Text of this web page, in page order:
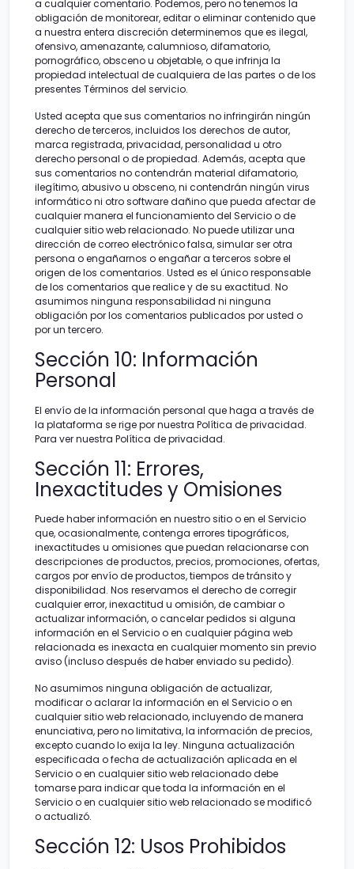
a cualquier comentario. Podemos, pero no tenemos la
obligación de monitorear, editar o eliminar contenido que
a nuestra entera discreción determinemos que es ilegal,
ofensivo, amenazante, calumnioso, difamatorio,
pornográfico, obsceno u objetable, o que infrinja la
propiedad intelectual de cualquiera de las partes o de los
presentes Términos del servicio.
Usted acepta que sus comentarios no infringirán ningún
derecho de terceros, incluidos los derechos de autor,
marca registrada, privacidad, personalidad u otro
derecho personal o de propiedad. Además, acepta que
sus comentarios no contendrán material difamatorio,
ilegítimo, abusivo u obsceno, ni contendrán ningún virus
informático ni otro software dañino que pueda afectar de
cualquier manera el funcionamiento del Servicio o de
cualquier sitio web relacionado. No puede utilizar una
dirección de correo electrónico falsa, simular ser otra
persona o engañarnos o engañar a terceros sobre el
origen de los comentarios. Usted es el único responsable
de los comentarios que realice y de su exactitud. No
asumimos ninguna responsabilidad ni ninguna
obligación por los comentarios publicados por usted o
por un tercero.
Sección 10: Información
Personal
El envío de la información personal que haga a través de
la plataforma se rige por nuestra Política de privacidad.
Para ver nuestra Política de privacidad.
Sección 11: Errores,
Inexactitudes y Omisiones
Puede haber información en nuestro sitio o en el Servicio
que, ocasionalmente, contenga errores tipográficos,
inexactitudes u omisiones que puedan relacionarse con
descripciones de productos, precios, promociones, ofertas,
cargos por envío de productos, tiempos de tránsito y
disponibilidad. Nos reservamos el derecho de corregir
cualquier error, inexactitud u omisión, de cambiar o
actualizar información, o cancelar pedidos si alguna
información en el Servicio o en cualquier página web
relacionada es inexacta en cualquier momento sin previo
aviso (incluso después de haber enviado su pedido).
No asumimos ninguna obligación de actualizar,
modificar o aclarar la información en el Servicio o en
cualquier sitio web relacionado, incluyendo de manera
enunciativa, pero no limitativa, la información de precios,
excepto cuando lo exija la ley. Ninguna actualización
especificada o fecha de actualización aplicada en el
Servicio o en cualquier sitio web relacionado debe
tomarse para indicar que toda la información en el
Servicio o en cualquier sitio web relacionado se modificó
o actualizó.
Sección 12: Usos Prohibidos